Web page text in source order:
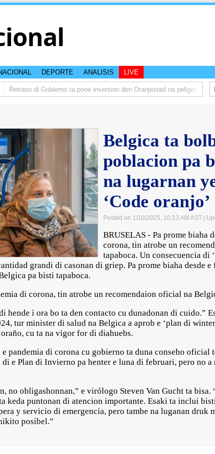
DEPORTE ANALISIS LIVE
Retraso di Gobierno ta pone inversion den Oranjestad na peliger
Belgica ta
poblacion pa
na lugarnan
‘Code oranjo’
Posted on 1/10/2025, 10:13 AM AST |
BRUSELAS - Pa prome biaha
corona, tin atrobe un
tapaboca. Un consecuencia di
grandi di casonan di griep. Pa prome biaha desde
pa bisti tapaboca.
di corona, tin atrobe un recomendaion oficial na
hende i ora bo ta den contacto cu dunadonan di cuido.”
tur minister di salud na Belgica a aprob e ‘plan di
cu ta na vigor for di diahuebs.
pandemia di corona cu gobierno ta duna conseho oficial
di e Plan di Invierno pa henter e luna di februari, pero no
no obligashonnan,” e virólogo Steven Van Gucht ta
keda puntonan di atencion importante. Esaki ta inclui
y servicio di emergencia, pero tambe na luganan druk
posibel.”